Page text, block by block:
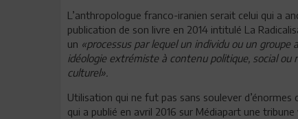
L’anthropologue franco-iranien serait celui qui a
publication de son livre en 2014 intitulé La
un «processus par lequel un individu ou un
idéologie extrémiste à contenu politique, social ou
culturel».
Utilisation qui ne fut pas sans soulever
qui a publié en avril 2016 sur Médiapart une tribune